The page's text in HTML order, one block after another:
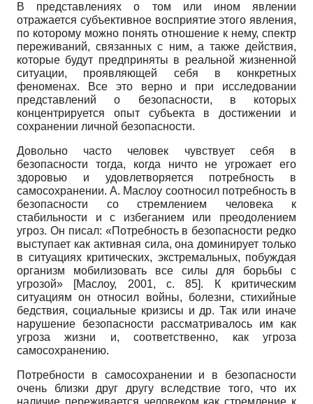
В представлениях о том или ином явлении
отражается субъективное восприятие этого явления,
по которому можно понять отношение к нему, спектр
переживаний, связанных с ним, а также действия,
которые будут предприняты в реальной жизненной
ситуации, проявляющей себя в конкретных
феноменах. Все это верно и при исследовании
представлений о безопасности, в которых
концентрируется опыт субъекта в достижении и
сохранении личной безопасности.
Довольно часто человек чувствует себя в
безопасности тогда, когда ничто не угрожает его
здоровью и удовлетворяется потребность в
самосохранении. А. Маслоу соотносил потребность в
безопасности со стремлением человека к
стабильности и с избеганием или преодолением
угроз. Он писал: «Потребность в безопасности редко
выступает как активная сила, она доминирует только
в ситуациях критических, экстремальных, побуждая
организм мобилизовать все силы для борьбы с
угрозой» [Маслоу, 2001, с. 85]. К критическим
ситуациям он относил войны, болезни, стихийные
бедствия, социальные кризисы и др. Так или иначе
нарушение безопасности рассматривалось им как
угроза жизни и, соответственно, как угроза
самосохранению.
Потребности в самосохранении и в безопасности
очень близки друг другу вследствие того, что их